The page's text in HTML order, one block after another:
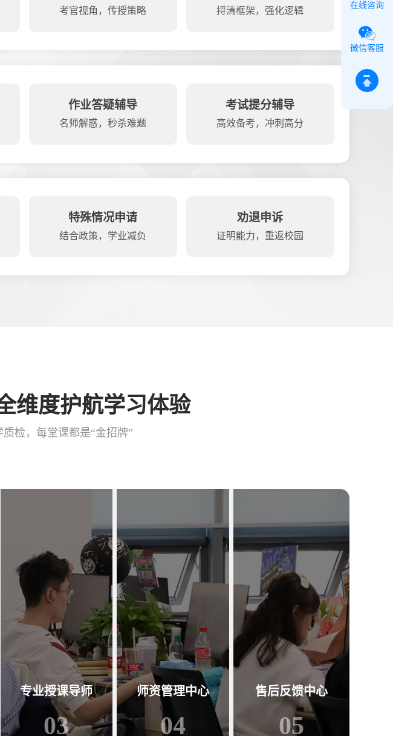
考官视角，传授策略 捋清框架，强化逻辑
作业答疑辅导
名师解惑，秒杀难题
考试提分辅导
高效备考，冲刺高分
特殊情况申请
结合政策，学业减负
劝退申诉
证明能力，重返校园
维度护航学习体验
检，每堂课都是“金招牌”
专业授课导师
03
师资管理中心
04
售后反馈中心
05
在线咨询
微信客服